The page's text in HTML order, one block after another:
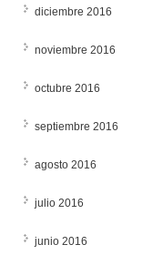
diciembre 2016
noviembre 2016
octubre 2016
septiembre 2016
agosto 2016
julio 2016
junio 2016